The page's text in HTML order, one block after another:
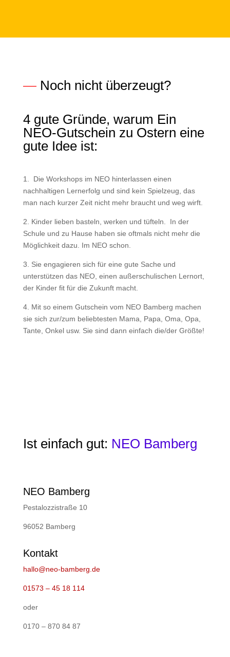
—Noch nicht überzeugt?
4 gute Gründe, warum Ein
NEO-Gutschein zu Ostern eine
gute Idee ist:
1. Die Workshops im NEO hinterlassen einen
nachhaltigen Lernerfolg und sind kein Spielzeug, das
man nach kurzer Zeit nicht mehr braucht und weg wirft.
2. Kinder lieben basteln, werken und tüfteln. In der
Schule und zu Hause haben sie oftmals nicht mehr die
Möglichkeit dazu. Im NEO schon.
3. Sie engagieren sich für eine gute Sache und
unterstützen das NEO, einen außerschulischen Lernort,
der Kinder fit für die Zukunft macht.
4. Mit so einem Gutschein vom NEO Bamberg machen
sie sich zur/zum beliebtesten Mama, Papa, Oma, Opa,
Tante, Onkel usw. Sie sind dann einfach die/der Größte!
Ist einfach gut: NEO Bamberg
NEO Bamberg
Pestalozzistraße 10
96052 Bamberg
Kontakt
hallo@neo-bamberg.de
01573 – 45 18 114
oder
0170 – 870 84 87